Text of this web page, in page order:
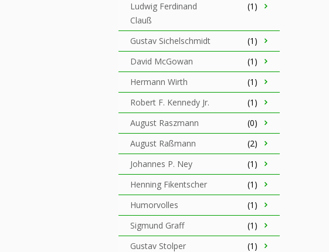
Ludwig Ferdinand
Clauß
(1)
Gustav Sichelschmidt
(1)
David McGowan
(1)
Hermann Wirth
(1)
Robert F. Kennedy Jr.
(1)
August Raszmann
(0)
August Raßmann
(2)
Johannes P. Ney
(1)
Henning Fikentscher
(1)
Humorvolles
(1)
Sigmund Graff
(1)
Gustav Stolper
(1)